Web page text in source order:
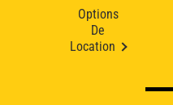
Options
De
Location